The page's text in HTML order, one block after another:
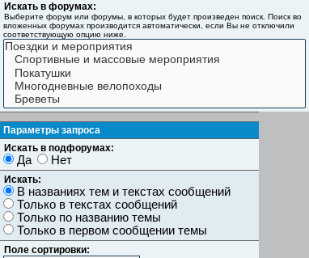
Искать в форумах:
Выберите форум или форумы, в которых будет произведен поиск. Поиск во
вложенных форумах производится автоматически, если Вы не отключили
соответствующую опцию ниже.
Параметры запроса
Искать в подфорумах:
Да Нет
Искать:
В названиях тем и текстах сообщений
Только в текстах сообщений
Только по названию темы
Только в первом сообщении темы
Поле сортировки: